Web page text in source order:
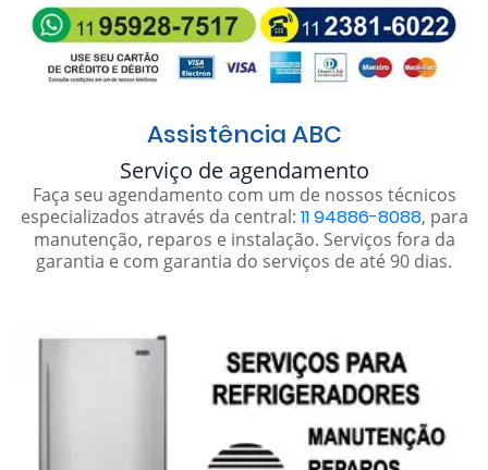
Assistência ABC
Serviço de agendamento
Faça seu agendamento com um de nossos técnicos
especializados através da central: 11 94886-8088, para
manutenção, reparos e instalação. Serviços fora da
garantia e com garantia do serviços de até 90 dias.